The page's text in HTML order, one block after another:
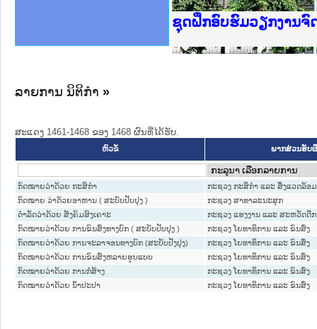
Ministry of Justice
ເຜີຍແຜ່ວັບໄຊຈົດໝາຍເ
ກະຊວງຍຸຕິທຳ
ຊຸດຝຶກອົບຮົມວຽກງານຈົ
ກອງປະຊຸມທົບທວນຄືນກ
ຝຶກອົບຮົມ ຜູ່ປະສານງາ
ຝຶກອົບຮົມ ຜູ່ປະສານງາ
ເຜີຍແຜ່ແອັບກົດໝາຍລາ
ເຜີຍແຜ່ແອັບກົດໝາຍລາ
ຍົກລະດັບວຽກງານຈົດໝ
ຊຸດຝຶກອົບຮົມວຽກງານຈົ
ລາຍການ ນິຕິກໍາ »
ສະແດງ 1461-1468 ຂອງ 1468 ຜົນທີ່ໄດ້ຮັບ.
ຫົວຂໍ້ ພາກສ່ວນຮັບ
ກົດໝາຍວ່າດ້ວຍ ກະສິກຳ
ກະຊວງ ກະສິກຳ ແລະ ສິ່ງແວດລ້ອມ
ກົດໝາຍ ວ່າດ້ວຍອາຫານ ( ສະບັບປັບປຸງ )
ກະຊວງ ສາທາລະນະສຸກ
ດຳລັດວ່າດ້ວຍ ສັງຄົມສົງເຄາະ
ກະຊວງ ແຮງງານ ແລະ ສະຫວັດດີ
ກົດໝາຍວ່າດ້ວຍ ການຂົນສົ່ງທາງບົກ ( ສະບັບປັບປຸງ )
ກະຊວງ ໂຍທາທິການ ແລະ ຂົນສົ່ງ
ກົດໝາຍວ່າດ້ວຍ ການຈະລາຈອນທາງບົກ (ສະບັບປັງປຸງ)
ກະຊວງ ໂຍທາທິການ ແລະ ຂົນສົ່ງ
ກົດໝາຍວ່າດ້ວຍ ການຂົນສົ່ງຫລາຍຮູບແບບ
ກະຊວງ ໂຍທາທິການ ແລະ ຂົນສົ່ງ
ກົດໝາຍວ່າດ້ວຍ ການກໍ່ສ້າງ
ກະຊວງ ໂຍທາທິການ ແລະ ຂົນສົ່ງ
ກົດໝາຍວ່າດ້ວຍ ນ້ຳປະປາ
ກະຊວງ ໂຍທາທິການ ແລະ ຂົນສົ່ງ